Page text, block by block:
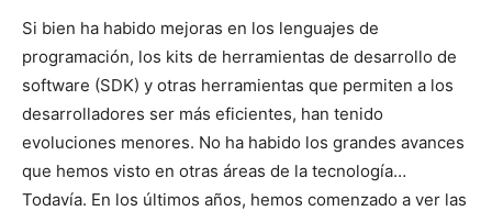
Si bien ha habido mejoras en los lenguajes de
programación, los kits de herramientas de desarrollo de
software (SDK) y otras herramientas que permiten a los
desarrolladores ser más eficientes, han tenido
evoluciones menores. No ha habido los grandes avances
que hemos visto en otras áreas de la tecnología…
Todavía. En los últimos años, hemos comenzado a ver las